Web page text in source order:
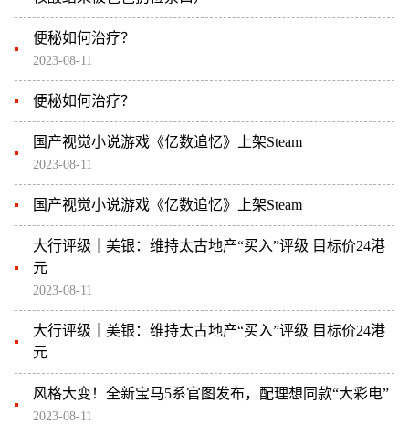
便秘如何治疗？
2023-08-11
便秘如何治疗？
国产视觉小说游戏《亿数追忆》上架Steam
2023-08-11
国产视觉小说游戏《亿数追忆》上架Steam
大行评级｜美银：维持太古地产“买入”评级 目标价24港
元
2023-08-11
大行评级｜美银：维持太古地产“买入”评级 目标价24港
元
风格大变！全新宝马5系官图发布，配理想同款“大彩电”
2023-08-11